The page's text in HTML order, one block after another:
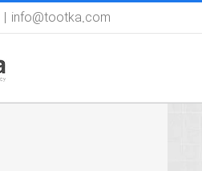
| info@tootka.com